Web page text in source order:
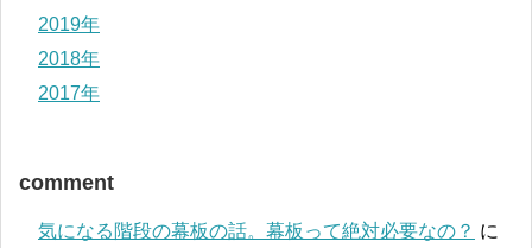
2019年
2018年
2017年
comment
気になる階段の幕板の話。幕板って絶対必要なの？ に